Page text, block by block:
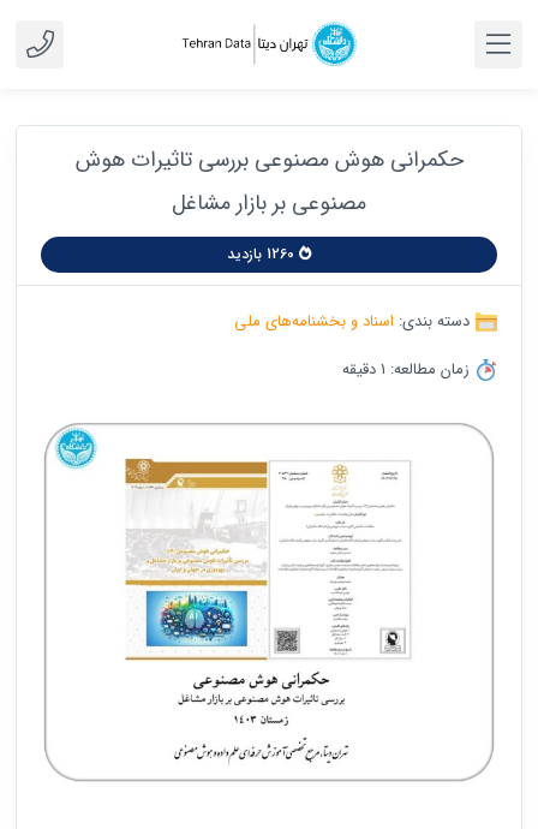
حکمرانی هوش مصنوعی بررسی تاثیرات هوش
مصنوعی بر بازار مشاغل
دسته بندی: اسناد و بخشنامه‌های ملی
زمان مطالعه: 1 دقیقه